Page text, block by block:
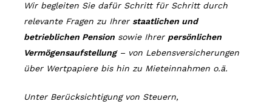
Wir begleiten Sie dafür Schritt für Schritt durch
relevante Fragen zu Ihrer staatlichen und
betrieblichen Pension sowie Ihrer persönlichen
Vermögensaufstellung– von Lebensversicherungen
über Wertpapiere bis hin zu Mieteinnahmen o.ä.
Unter Berücksichtigung von Steuern,